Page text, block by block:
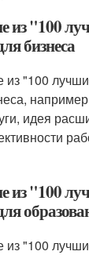
из "100
бизнеса
из "100
идея
из "100
из "100